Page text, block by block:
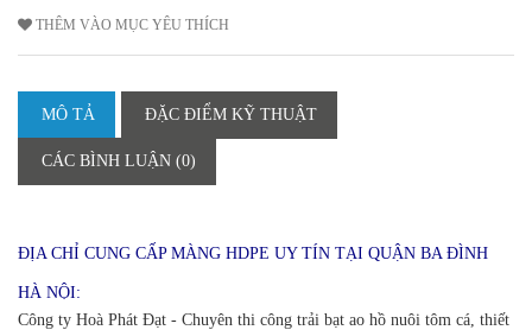
THÊM VÀO MỤC YÊU THÍCH
MÔ TẢ ĐẶC ĐIỂM KỸ THUẬT
CÁC BÌNH LUẬN (0)
ĐỊA CHỈ CUNG CẤP MÀNG HDPE UY TÍN TẠI QUẬN BA ĐÌNH
HÀ NỘI:
Công ty Hoà Phát Đạt - Chuyên thi công trải bạt ao hồ nuôi tôm cá, thiết